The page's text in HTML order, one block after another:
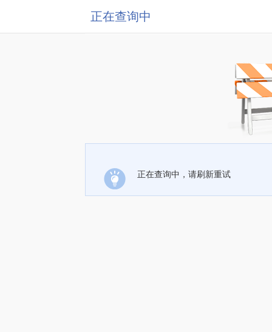
正在查询中
正在查询中，请刷新重试